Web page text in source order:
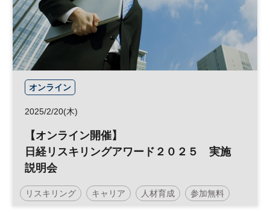
オンライン
2025/2/20(木)
【オンライン開催】
日経リスキリングアワード２０２５ 実施
説明会
リスキリング キャリア 人材育成 参加無料